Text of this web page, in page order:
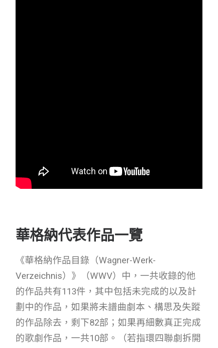
華格納代表作品一覽
《華格納作品目錄（Wagner-Werk-
Verzeichnis）》（WWV）中，一共收錄的他
的作品共有113件，其中包括未完成的以及計
劃中的作品，如果將未譜曲劇本、構思及失蹤
的作品除去，剩下82部；如果再細數真正完成
的歌劇作品，一共10部。（若指環四聯劇拆開